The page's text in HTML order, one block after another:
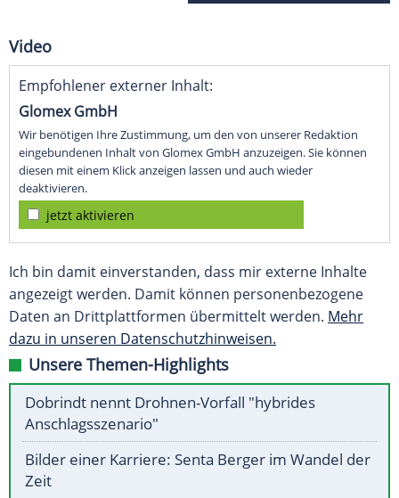
Video
Empfohlener externer Inhalt:
Glomex GmbH
Wir benötigen Ihre Zustimmung, um den von unserer Redaktion
eingebundenen Inhalt von Glomex GmbH anzuzeigen. Sie können
diesen mit einem Klick anzeigen lassen und auch wieder
deaktivieren.
jetzt aktivieren
Ich bin damit einverstanden, dass mir externe Inhalte
angezeigt werden. Damit können personenbezogene
Daten an Drittplattformen übermittelt werden. Mehr
dazu in unseren Datenschutzhinweisen.
Unsere Themen-Highlights
Dobrindt nennt Drohnen-Vorfall "hybrides
Anschlagsszenario"
Bilder einer Karriere: Senta Berger im Wandel der
Zeit